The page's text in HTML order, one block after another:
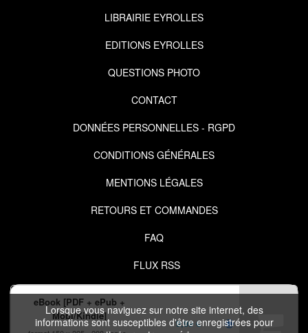
Lorsque vous naviguez sur notre site internet, des
informations sont susceptibles d'être enregistrées pour
eBook [PDF + ePub +
Mobi/Kindle]
9,99 €
LIBRAIRIE EYROLLES
EDITIONS EYROLLES
QUESTIONS PHOTO
CONTACT
DONNÉES PERSONNELLES - RGPD
CONDITIONS GÉNÉRALES
MENTIONS LÉGALES
RETOURS ET COMMANDES
FAQ
FLUX RSS